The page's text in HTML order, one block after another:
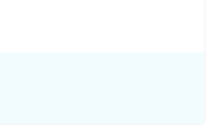
Hyrylä Ympäristö